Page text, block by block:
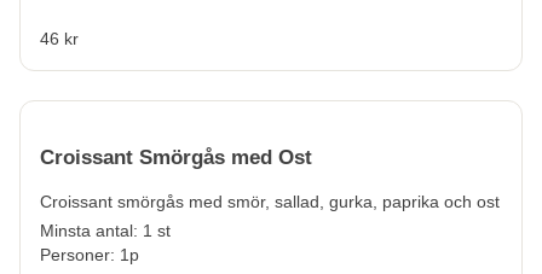
46 kr
Croissant Smörgås med Ost
Croissant smörgås med smör, sallad, gurka, paprika och ost
Minsta antal: 1 st
Personer: 1p